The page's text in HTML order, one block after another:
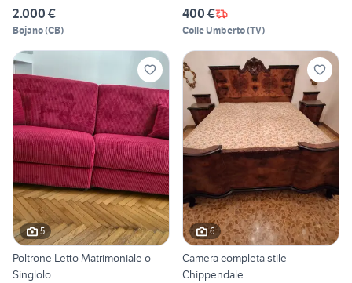
2.000 €
Bojano(CB)
400 €
Colle Umberto(TV)
5
Poltrone Letto Matrimoniale o
Singlolo
6
Camera completa stile
Chippendale